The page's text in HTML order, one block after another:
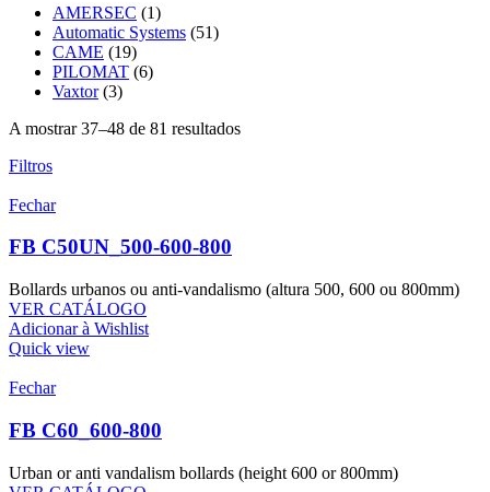
AMERSEC (1)
Automatic Systems (51)
CAME (19)
PILOMAT (6)
Vaxtor (3)
A mostrar 37–48 de 81 resultados
Filtros
Fechar
FB C50UN_500-600-800
Bollards urbanos ou anti-vandalismo (altura 500, 600 ou 800mm)
VER CATÁLOGO
Adicionar à Wishlist
Quick view
Fechar
FB C60_600-800
Urban or anti vandalism bollards (height 600 or 800mm)